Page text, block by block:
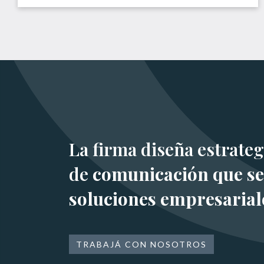
La firma diseña
de comunicación que
soluciones
TRABAJÁ CON NOSOTROS